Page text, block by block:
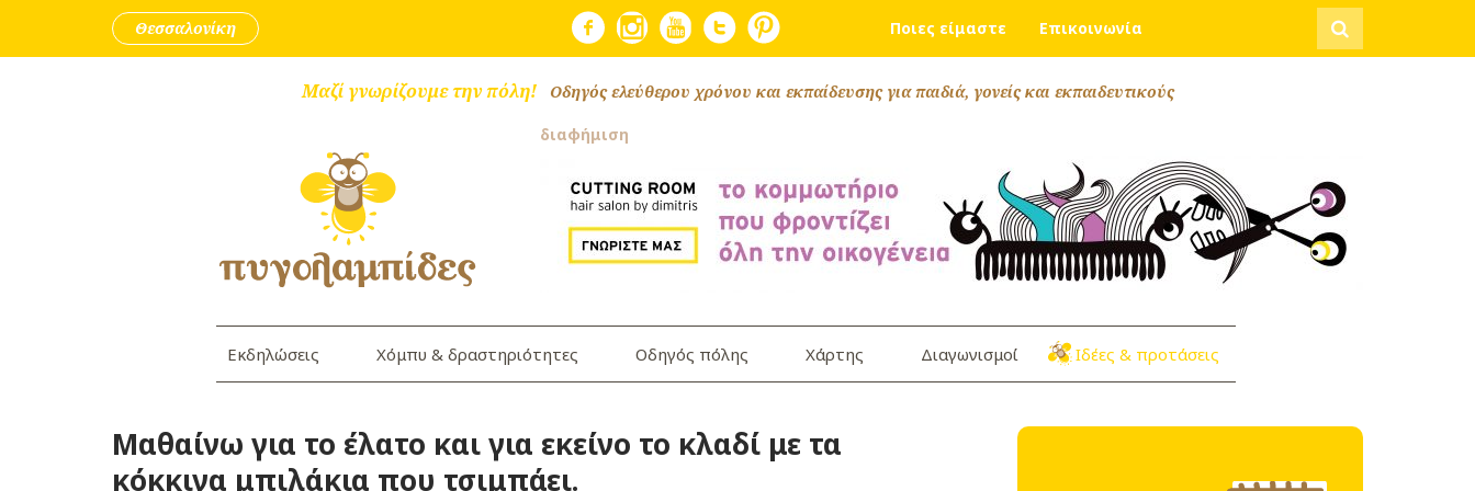
Skip to content
Θεσσαλονίκη Ποιες είμαστε Επικοινωνία Αναζήτηση
Μαζί γνωρίζουμε την πόλη! Οδηγός ελεύθερου χρόνου και εκπαίδευσης για παιδιά, γονείς και εκπαιδευτικούς
διαφήμιση
Εκδηλώσεις Χόμπυ & δραστηριότητες Οδηγός πόλης Χάρτης Διαγωνισμοί Ιδέες & προτάσεις
Μαθαίνω για το έλατο και για εκείνο το κλαδί με τα
κόκκινα μπιλάκια που τσιμπάει.